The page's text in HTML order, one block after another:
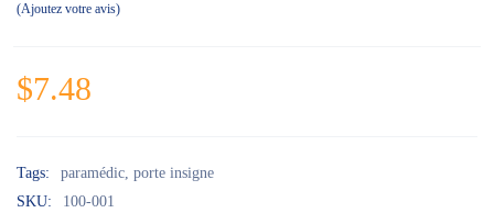
Ajoutez votre avis
$7.48
Tags: paramédic, porte insigne
SKU:
100-001